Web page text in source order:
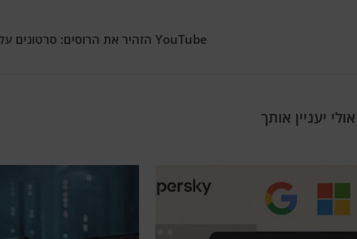
YouTube הזהיר את הרוסים: סרטונים על VPN נתונים למחיקה
אולי יעניין אותך